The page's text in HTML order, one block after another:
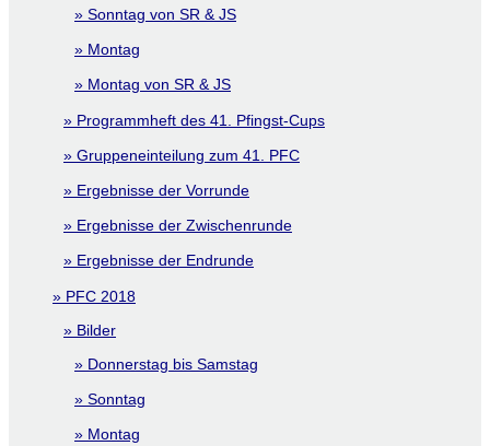
Sonntag von SR & JS
Montag
Montag von SR & JS
Programmheft des 41. Pfingst-Cups
Gruppeneinteilung zum 41. PFC
Ergebnisse der Vorrunde
Ergebnisse der Zwischenrunde
Ergebnisse der Endrunde
PFC 2018
Bilder
Donnerstag bis Samstag
Sonntag
Montag